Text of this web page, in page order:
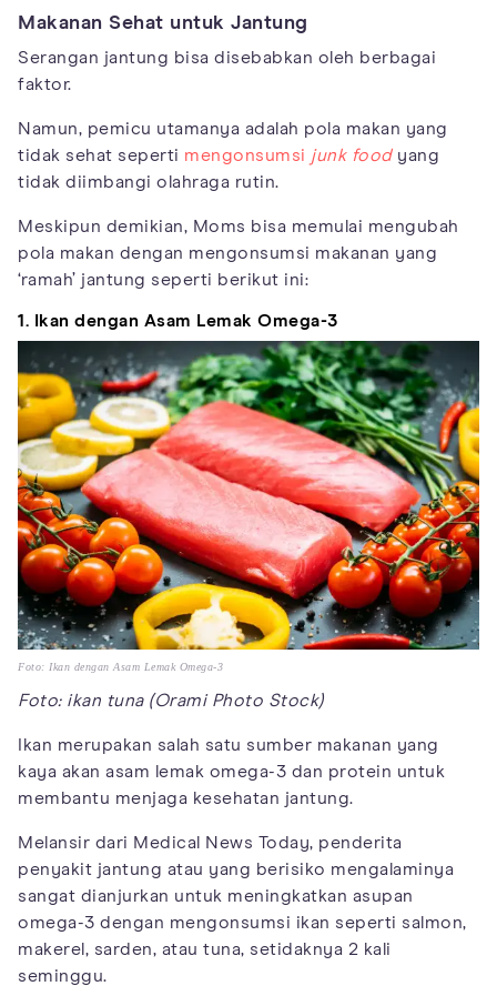
Makanan Sehat untuk Jantung
Serangan jantung bisa disebabkan oleh berbagai
faktor.
Namun, pemicu utamanya adalah pola makan yang
tidak sehat seperti mengonsumsi junk foodyang
tidak diimbangi olahraga rutin.
Meskipun demikian, Moms bisa memulai mengubah
pola makan dengan mengonsumsi makanan yang
‘ramah’ jantung seperti berikut ini:
1. Ikan dengan Asam Lemak Omega-3
Foto: Ikan dengan Asam Lemak Omega-3
Foto: ikan tuna (Orami Photo Stock)
Ikan merupakan salah satu sumber makanan yang
kaya akan asam lemak omega-3 dan protein untuk
membantu menjaga kesehatan jantung.
Melansir dari Medical News Today, penderita
penyakit jantung atau yang berisiko mengalaminya
sangat dianjurkan untuk meningkatkan asupan
omega-3 dengan mengonsumsi ikan seperti salmon,
makerel, sarden, atau tuna, setidaknya 2 kali
seminggu.